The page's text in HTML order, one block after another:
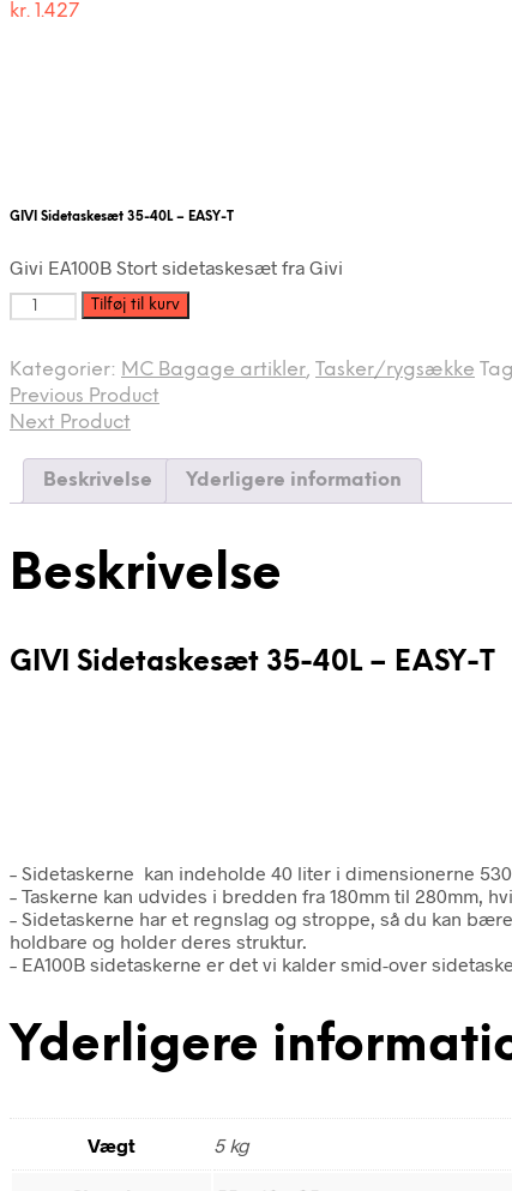
kr. 1.427
GIVI Sidetaskesæt 35-40L – EASY-T
Givi EA100B Stort sidetaskesæt fra Givi
GIVI
Sidetaskesæt
40L
-
EASY-
antal
Tilføj til kurv
Kategorier: MC Bagage artikler, Tasker/rygsække
Previous Product
Next Product
Beskrivelse Yderligere information
Beskrivelse
GIVI Sidetaskesæt 35-40L – EASY-T
– Sidetaskerne kan indeholde 40 liter i dimensionerne
– Taskerne kan udvides i bredden fra 180mm til 280mm,
– Sidetaskerne har et regnslag og stroppe, så du kan
holdbare og holder deres struktur.
– EA100B sidetaskerne er det vi kalder smid-over
Yderligere
Vægt 5 kg